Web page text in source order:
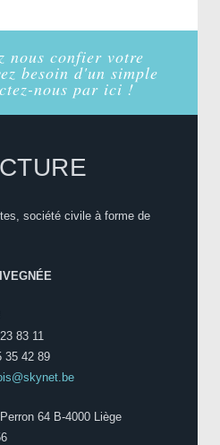
nous confier votre
besoin d'un simple
nous par ici !
société civile à forme de
83 11
35 42 89
64 B-4000 Liège